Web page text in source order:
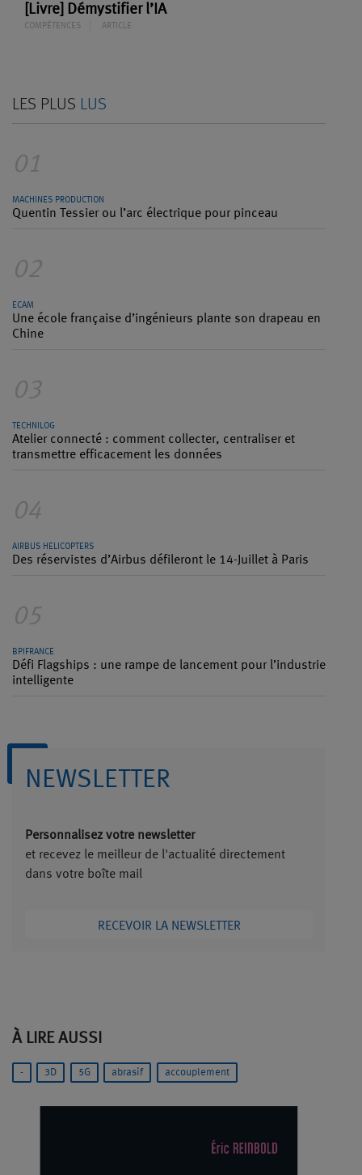
[Livre] Démystifier l’IA
COMPÉTENCES ARTICLE
LES PLUS LUS
01
MACHINES PRODUCTION
Quentin Tessier ou l’arc électrique pour pinceau
02
ECAM
Une école française d’ingénieurs plante son drapeau en
Chine
03
TECHNILOG
Atelier connecté : comment collecter, centraliser et
transmettre efficacement les données
04
AIRBUS HELICOPTERS
Des réservistes d’Airbus défileront le 14-Juillet à Paris
05
BPIFRANCE
Défi Flagships : une rampe de lancement pour l’industrie
intelligente
NEWSLETTER
Personnalisez votre newsletter
et recevez le meilleur de l'actualité directement
dans votre boîte mail
RECEVOIR LA NEWSLETTER
À LIRE AUSSI
- 3D 5G abrasif accouplement